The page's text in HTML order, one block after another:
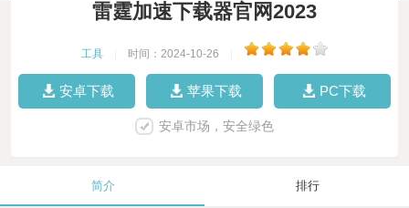
雷霆加速下载器官网2023
工具 时间：2024-10-26
安卓下载 苹果下载 PC下载
安卓市场，安全绿色
简介 排行